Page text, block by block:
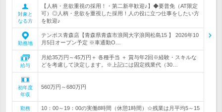
対象と
なる方
【人柄・意欲重視の採用！・第二新卒歓迎♪】◆要普免（AT限定
可）◎人柄・意欲を重視した採用！人の役に立つ仕事をしたい方
を歓迎♪
勤務地
テンポス青森店【青森県青森市浪岡大字浪岡松島15 】 2026年10
月5日オープン予定 ※車通勤O…
給与
月給35万円～45万円＋ 各種手当 ＋ 賞与年2回※経験・スキルな
どを考慮して決定します。※上記には固定残業代（30…
初年度
年収
560万円～680万円
勤務
10：00～19：00の実働8時間（休憩1時間）☆残業は月平均5～15